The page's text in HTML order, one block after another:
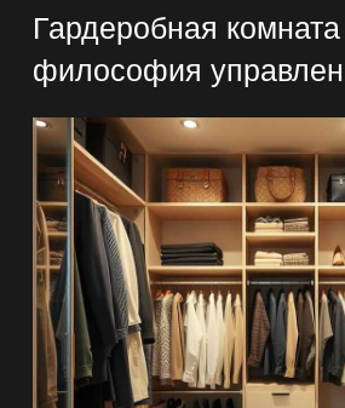
Гардеробная комната
философия